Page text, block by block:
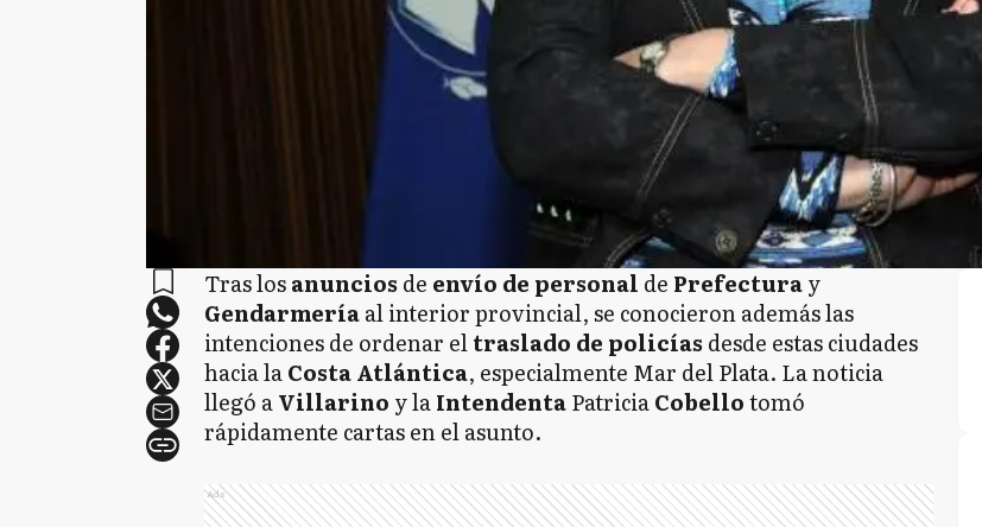
Tras losanuncios de envío de personal de Prefecturay
Gendarmeríaal interior provincial, se conocieron además las
intenciones de ordenar eltraslado de policías desde estas ciudades
hacia laCosta Atlántica, especialmente Mar del Plata. La noticia
llegó aVillarino y laIntendentaPatriciaCobellotomó
rápidamente cartas en el asunto.
Ads